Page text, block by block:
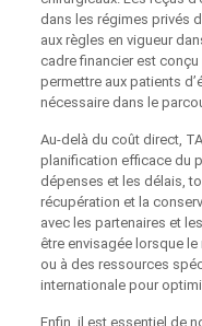
dans les régimes privés
aux règles en vigueur
cadre financier est
permettre aux patients
nécessaire dans le
Au-delà du coût direct,
planification efficace du
dépenses et les délais,
récupération et la
avec les partenaires et
être envisagée lorsque
ou à des ressources
internationale pour
Enfin, il est essentiel de